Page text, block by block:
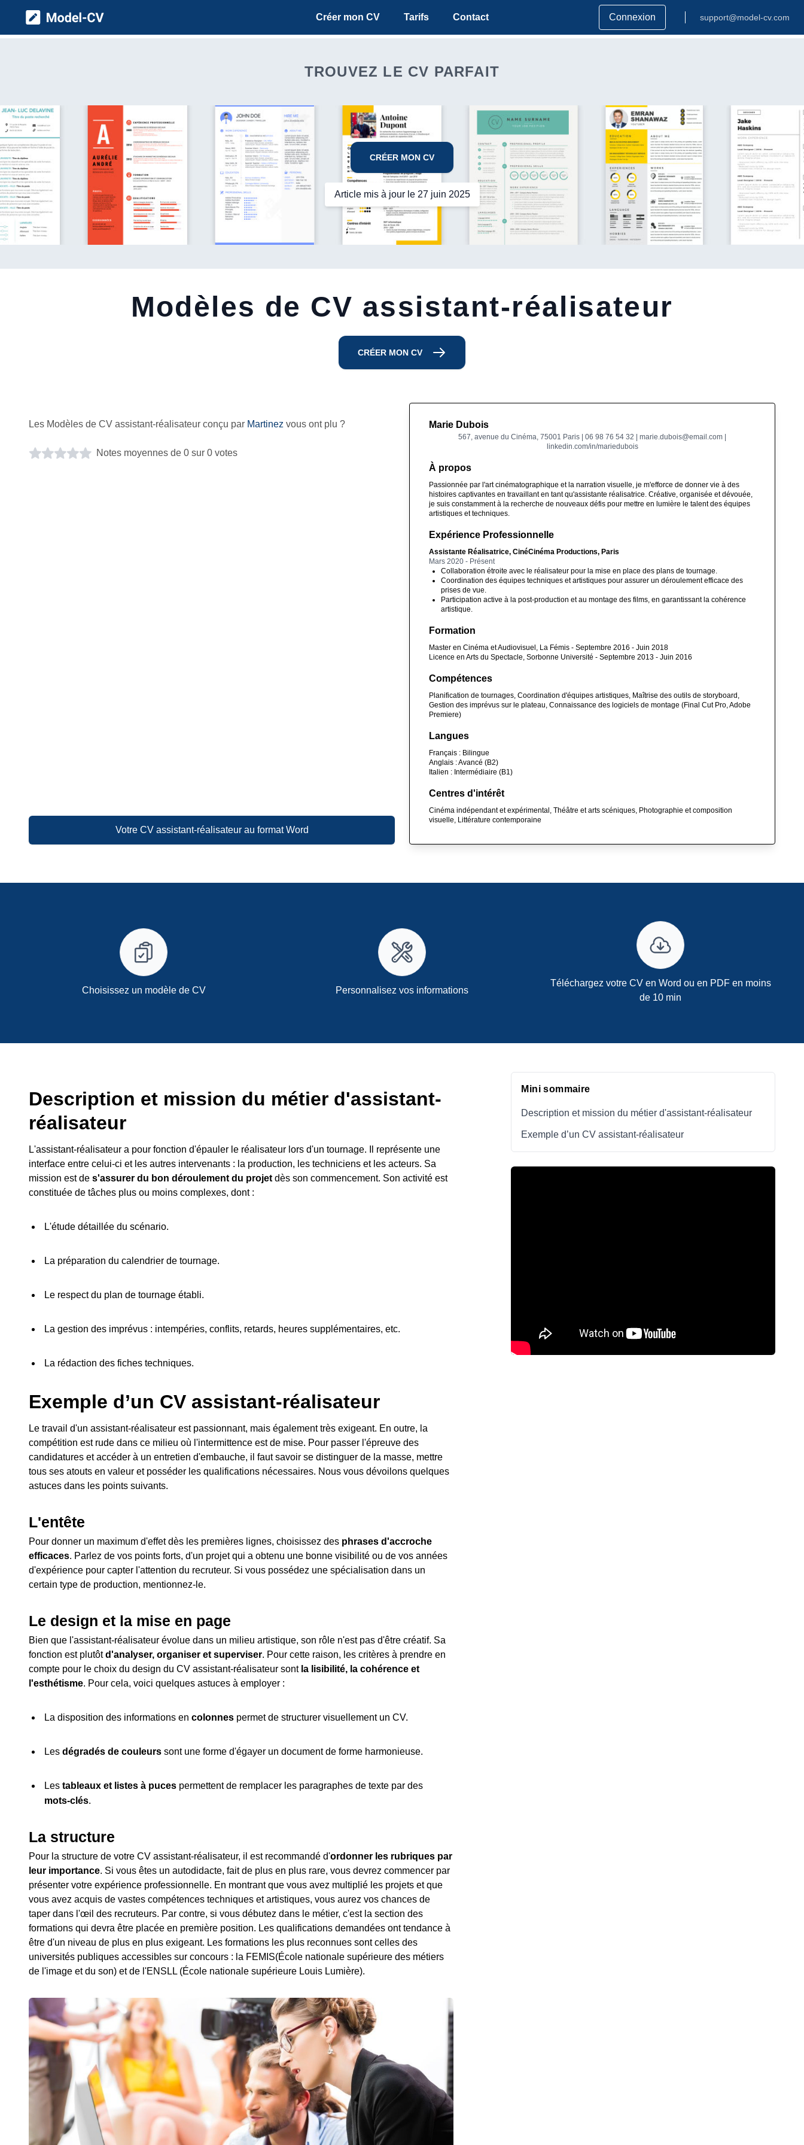
Model CV Créer mon CV Tarifs Contact Connexion support@model-cv.com
TROUVEZ LE CV PARFAIT
CRÉER MON CV
Article mis à jour le 27 juin 2025
Modèles de CV assistant-réalisateur
CRÉER MON CV
Les Modèles de CV assistant-réalisateur conçu par Martinez vous ont plu ?
Notes moyennes de 0 sur 0 votes
Votre CV assistant-réalisateur au format Word
Marie Dubois
567, avenue du Cinéma, 75001 Paris | 06 98 76 54 32 | marie.dubois@email.com |
linkedin.com/in/mariedubois
À propos
Passionnée par l'art cinématographique et la narration visuelle, je m'efforce de donner vie à des
histoires captivantes en travaillant en tant qu'assistante réalisatrice. Créative, organisée et dévouée,
je suis constamment à la recherche de nouveaux défis pour mettre en lumière le talent des équipes
artistiques et techniques.
Expérience Professionnelle
Assistante Réalisatrice, CinéCinéma Productions, Paris
Mars 2020 - Présent
Collaboration étroite avec le réalisateur pour la mise en place des plans de tournage.
Coordination des équipes techniques et artistiques pour assurer un déroulement efficace des
prises de vue.
Participation active à la post-production et au montage des films, en garantissant la cohérence
artistique.
Formation
Master en Cinéma et Audiovisuel, La Fémis - Septembre 2016 - Juin 2018
Licence en Arts du Spectacle, Sorbonne Université - Septembre 2013 - Juin 2016
Compétences
Planification de tournages, Coordination d'équipes artistiques, Maîtrise des outils de storyboard,
Gestion des imprévus sur le plateau, Connaissance des logiciels de montage (Final Cut Pro, Adobe
Premiere)
Langues
Français : Bilingue
Anglais : Avancé (B2)
Italien : Intermédiaire (B1)
Centres d'intérêt
Cinéma indépendant et expérimental, Théâtre et arts scéniques, Photographie et composition
visuelle, Littérature contemporaine
Choisissez un modèle de CV Personnalisez vos informations
Téléchargez votre CV en Word ou en PDF en moins
de 10 min
Description et mission du métier d'assistant-
réalisateur
L'assistant-réalisateur a pour fonction d'épauler le réalisateur lors d'un tournage. Il représente une
interface entre celui-ci et les autres intervenants : la production, les techniciens et les acteurs. Sa
mission est de s'assurer du bon déroulement du projet dès son commencement. Son activité est
constituée de tâches plus ou moins complexes, dont :
L'étude détaillée du scénario.
La préparation du calendrier de tournage.
Le respect du plan de tournage établi.
La gestion des imprévus : intempéries, conflits, retards, heures supplémentaires, etc.
La rédaction des fiches techniques.
Exemple d’un CV assistant-réalisateur
Le travail d'un assistant-réalisateur est passionnant, mais également très exigeant. En outre, la
compétition est rude dans ce milieu où l'intermittence est de mise. Pour passer l'épreuve des
candidatures et accéder à un entretien d'embauche, il faut savoir se distinguer de la masse, mettre
tous ses atouts en valeur et posséder les qualifications nécessaires. Nous vous dévoilons quelques
astuces dans les points suivants.
L'entête
Pour donner un maximum d'effet dès les premières lignes, choisissez des phrases d'accroche
efficaces. Parlez de vos points forts, d'un projet qui a obtenu une bonne visibilité ou de vos années
d'expérience pour capter l'attention du recruteur. Si vous possédez une spécialisation dans un
certain type de production, mentionnez-le.
Le design et la mise en page
Bien que l'assistant-réalisateur évolue dans un milieu artistique, son rôle n'est pas d'être créatif. Sa
fonction est plutôtd'analyser, organiser et superviser. Pour cette raison, les critères à prendre en
compte pour le choix du design du CV assistant-réalisateur sont la lisibilité, la cohérence et
l'esthétisme. Pour cela, voici quelques astuces à employer :
La disposition des informations en colonnespermet de structurer visuellement un CV.
Les dégradés de couleurssont une forme d'égayer un document de forme harmonieuse.
Les tableaux et listes à pucespermettent de remplacer les paragraphes de texte par des
mots-clés.
La structure
Pour la structure de votre CV assistant-réalisateur, il est recommandé d'ordonner les rubriques par
leur importance. Si vous êtes un autodidacte, fait de plus en plus rare, vous devrez commencer par
présenter votre expérience professionnelle. En montrant que vous avez multiplié les projets et que
vous avez acquis de vastes compétences techniques et artistiques, vous aurez vos chances de
taper dans l'œil des recruteurs. Par contre, si vous débutez dans le métier, c'est la section des
formations qui devra être placée en première position. Les qualifications demandées ont tendance à
être d'un niveau de plus en plus exigeant. Les formations les plus reconnues sont celles des
universités publiques accessibles sur concours : la FEMIS(École nationale supérieure des métiers
de l'image et du son) et de l'ENSLL (École nationale supérieure Louis Lumière).
Mini sommaire
Description et mission du métier d'assistant-réalisateur
Exemple d’un CV assistant-réalisateur